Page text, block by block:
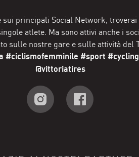
sui principali Social Network,
atlete. Ma sono attivi anche i
sulle nostre gare e sulle attività del
#ciclismofemminile #sport #cycling
@vittoriatires